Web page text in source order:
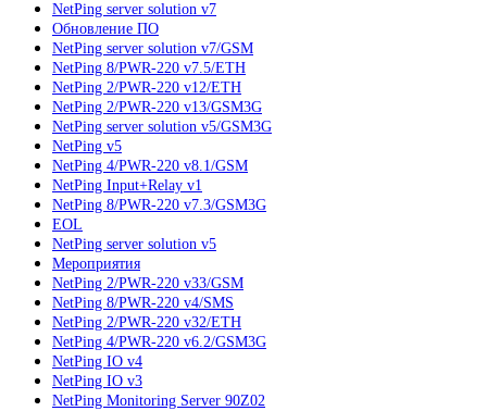
NetPing server solution v7
Обновление ПО
NetPing server solution v7/GSM
NetPing 8/PWR-220 v7.5/ETH
NetPing 2/PWR-220 v12/ETH
NetPing 2/PWR-220 v13/GSM3G
NetPing server solution v5/GSM3G
NetPing v5
NetPing 4/PWR-220 v8.1/GSM
NetPing Input+Relay v1
NetPing 8/PWR-220 v7.3/GSM3G
EOL
NetPing server solution v5
Мероприятия
NetPing 2/PWR-220 v33/GSM
NetPing 8/PWR-220 v4/SMS
NetPing 2/PWR-220 v32/ETH
NetPing 4/PWR-220 v6.2/GSM3G
NetPing IO v4
NetPing IO v3
NetPing Monitoring Server 90Z02